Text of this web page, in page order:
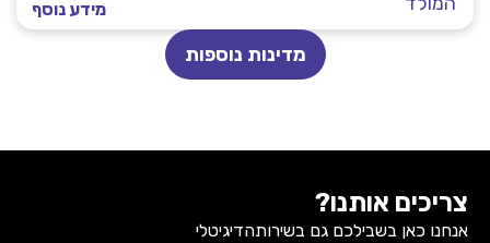
מידע נוסף
מדינות נוספות
צריכים אותנו?
אנחנו כאן בשבילכם גם בשירותהדיגיטלי